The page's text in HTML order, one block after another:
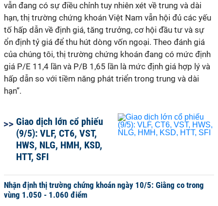
vẫn đang có sự điều chỉnh tuy nhiên xét về trung và dài
hạn, thị trường chứng khoán Việt Nam vẫn hội đủ các yếu
tố hấp dẫn về định giá, tăng trưởng, cơ hội đầu tư và sự
ổn định tỷ giá để thu hút dòng vốn ngoại. Theo đánh giá
của chúng tôi, thị trường chứng khoán đang có mức định
giá P/E 11,4 lần và P/B 1,65 lần là mức định giá hợp lý và
hấp dẫn so với tiềm năng phát triển trong trung và dài
hạn”.
Giao dịch lớn cổ phiếu
(9/5): VLF, CT6, VST,
HWS, NLG, HMH, KSD,
HTT, SFI
Nhận định thị trường chứng khoán ngày 10/5: Giằng co trong
vùng 1.050 - 1.060 điểm